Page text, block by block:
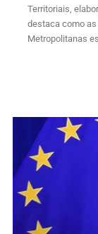
Territoriais,
destaca como
Metropolitanas